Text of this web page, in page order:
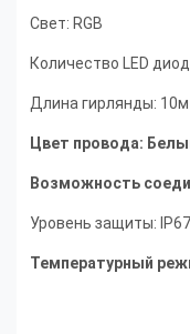
Свет: RGB
Количество LED
Длина гирлянды: 10м
Цвет провода:
Возможность
Уровень защиты: IP67
Температурный